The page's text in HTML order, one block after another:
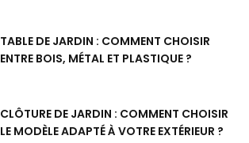
TABLE DE JARDIN : COMMENT CHOISIR
ENTRE BOIS, MÉTAL ET PLASTIQUE ?
CLÔTURE DE JARDIN : COMMENT CHOISIR
LE MODÈLE ADAPTÉ À VOTRE EXTÉRIEUR ?